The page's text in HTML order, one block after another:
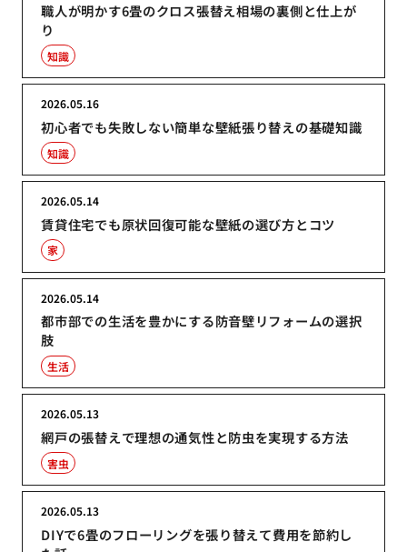
職人が明かす6畳のクロス張替え相場の裏側と仕上が
り
知識
初心者でも失敗しない簡単な壁紙張り替えの基礎知識
2026.05.16
知識
賃貸住宅でも原状回復可能な壁紙の選び方とコツ
2026.05.14
家
都市部での生活を豊かにする防音壁リフォームの選択
肢
2026.05.14
生活
網戸の張替えで理想の通気性と防虫を実現する方法
2026.05.13
害虫
DIYで6畳のフローリングを張り替えて費用を節約し
2026.05.13